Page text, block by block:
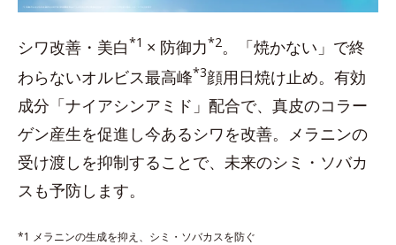
シワ改善・美白*1 × 防御力*2。「焼かない」で終
わらないオルビス最高峰*3顔用日焼け止め。有効
成分「ナイアシンアミド」配合で、真皮のコラー
ゲン産生を促進し今あるシワを改善。メラニンの
受け渡しを抑制することで、未来のシミ・ソバカ
スも予防します。
*1 メラニンの生成を抑え、シミ・ソバカスを防ぐ